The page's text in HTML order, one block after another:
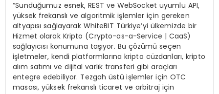
“Sunduğumuz esnek, REST ve WebSocket uyumlu API,
yüksek frekanslı ve algoritmik işlemler için gereken
altyapısı sağlayarak WhiteBIT Türkiye’yi ülkemizde bir
Hizmet olarak Kripto (Crypto-as-a-Service | CaaS)
sağlayıcısı konumuna taşıyor. Bu çözümü seçen
işletmeler, kendi platformlarına kripto cüzdanları, kripto
alım satımı ve dijital varlık transferi gibi araçları
entegre edebiliyor. Tezgah üstü işlemler için OTC
masası, yüksek frekanslı ticaret ve arbitraj için